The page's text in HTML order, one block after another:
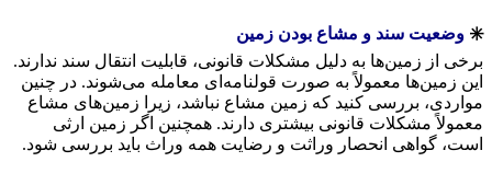
✳️ وضعیت سند و مشاع بودن زمین
برخی از زمین‌ها به دلیل مشکلات قانونی، قابلیت انتقال سند ندارند.
این زمین‌ها معمولاً به صورت قولنامه‌ای معامله می‌شوند. در چنین
مواردی، بررسی کنید که زمین مشاع نباشد، زیرا زمین‌های مشاع
معمولاً مشکلات قانونی بیشتری دارند. همچنین اگر زمین ارثی
است، گواهی انحصار وراثت و رضایت همه وراث باید بررسی شود.